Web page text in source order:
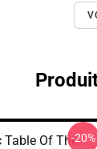
Table Of The-20%